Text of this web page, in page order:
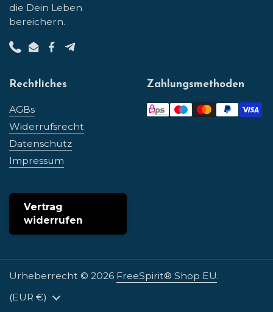
die Dein Leben
bereichern.
PhoneEmailFacebook
Telegram
Rechtliches
AGBs
Widerrufsrecht
Datenschutz
Impressum
Zahlungsmethoden
Vertrag
widerrufen
Urheberrecht © 2026 FreeSpirit® Shop EU.
Land/Region
(EUR €)